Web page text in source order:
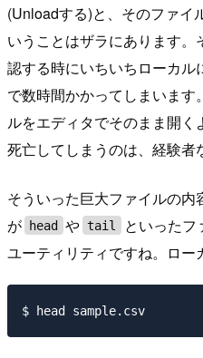
(Unloadする)と、そのファイ
いうことはザラにあります
認する時にいちいちローカ
で数時間かかってしまいます
ルをエディタでそのまま開
死亡してしまうのは、経験者
そういった巨大ファイルの
が head や tail
といったフ
ユーティリティですね。ロー